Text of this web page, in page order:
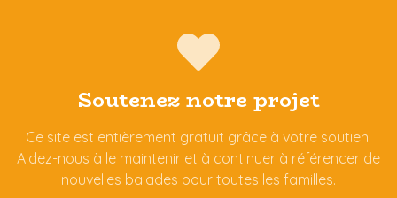
Soutenez notre projet
Ce site est entièrement gratuit grâce à votre soutien.
Aidez-nous à le maintenir et à continuer à référencer de
nouvelles balades pour toutes les familles.